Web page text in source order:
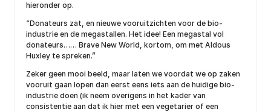
hieronder op.
“Donateurs zat, en nieuwe vooruitzichten voor de bio-
industrie en de megastallen. Het idee! Een megastal vol
donateurs…… Brave New World, kortom, om met Aldous
Huxley te spreken.”
Zeker geen mooi beeld, maar laten we voordat we op zaken
vooruit gaan lopen dan eerst eens iets aan de huidige bio-
industrie doen (ik neem overigens in het kader van
consistentie aan dat ik hier met een vegetarier of een